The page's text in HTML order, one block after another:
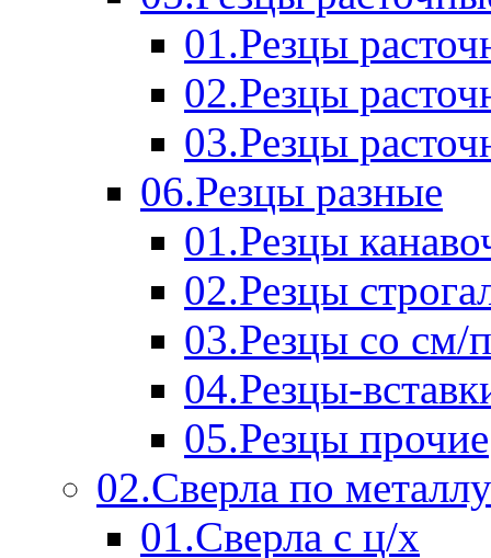
01.Резцы
02.Резцы
03.Резцы
06.Резцы разные
01.Резцы
02.Резцы
03.Резцы со см/
04.Резцы-
05.Резцы прочие
02.Сверла по металлу
01.Сверла с ц/х